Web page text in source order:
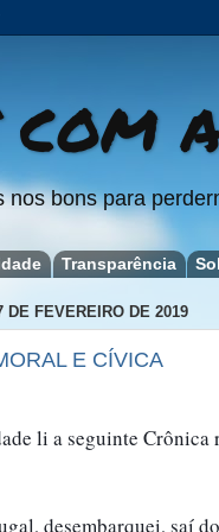
COM
nos bons para
Transparência
DE FEVEREIRO DE 2019
E CÍVICA
li a seguinte
desembarquei, saí